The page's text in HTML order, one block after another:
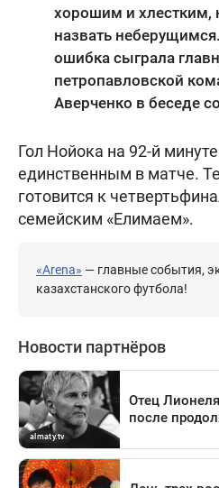
хорошим и хлестким,
назвать
ошибка сыграла
петропавловской
Аверченко в беседе
Гол Нойока на 92-й
единственным в матче.
готовится к
семейским «Елимаем».
«Arena» — главные события,
казахстанского футбола!